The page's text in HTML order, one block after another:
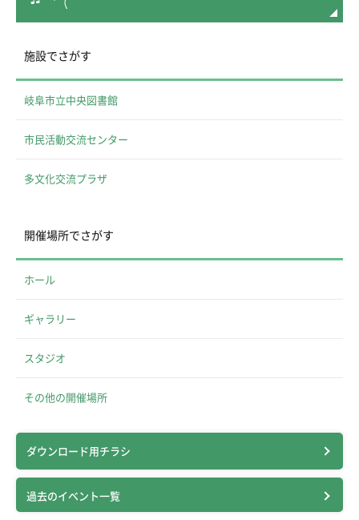
施設でさがす
岐阜市立中央図書館
市民活動交流センター
多文化交流プラザ
開催場所でさがす
ホール
ギャラリー
スタジオ
その他の開催場所
ダウンロード用チラシ
過去のイベント一覧